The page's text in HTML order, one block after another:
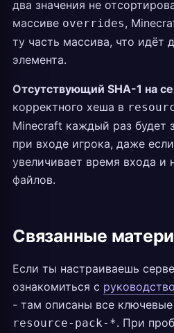
два значения не
массиве overrides,
ту часть массива, что идёт
элемента.
Отсутствующий SHA-1 на
корректного хеша в
Minecraft каждый раз будет
при входе игрока, даже
увеличивает время входа и
файлов.
Связанные
Если ты настраиваешь
ознакомиться с
- там описаны все
resource-pack-*. При